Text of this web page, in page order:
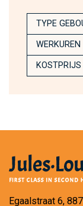
TYPE
WERKUREN
KOSTPRIJS
Egaalstraat 6,